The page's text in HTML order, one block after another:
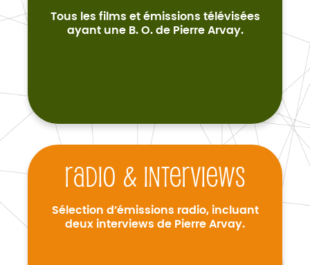
Tous les films et émissions télévisées
ayant une B. O. de Pierre Arvay.
Radio & interviews
Sélection d’émissions radio, incluant
deux interviews de Pierre Arvay.